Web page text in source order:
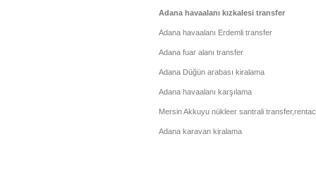
Adana havaalanı kızkalesi transfer
Adana havaalanı Erdemli transfer
Adana fuar alanı transfer
Adana Düğün arabası kiralama
Adana havaalanı karşılama
Mersin Akkuyu nükleer santrali
Adana karavan kiralama